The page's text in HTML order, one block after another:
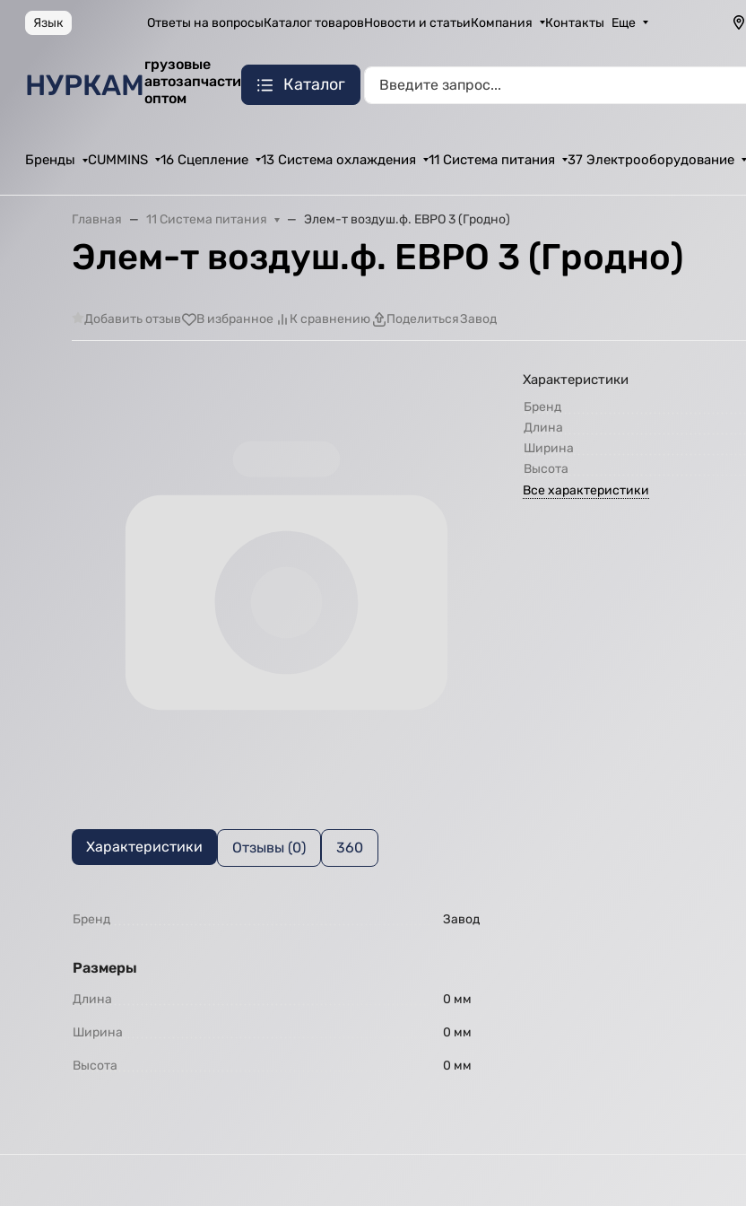
Язык Ответы на вопросыКаталог товаровНовости и статьиКомпания Контакты Еще
НУРКАМ
грузовые
автозапчасти
оптом
Каталог
Бренды CUMMINS 16 Сцепление 13 Система охлаждения 11 Система питания 37 Электрооборудование
Главная 11 Система питания Элем-т воздуш.ф. ЕВРО 3 (Гродно)
Элем-т воздуш.ф. ЕВРО 3 (Гродно)
Добавить отзыв В избранное К сравнению ПоделитьсяЗавод
Характеристики
Бренд
Длина
Ширина
Высота
Все характеристики
Характеристики Отзывы (0) 360
Бренд Завод
Размеры
Длина 0 мм
Ширина 0 мм
Высота 0 мм